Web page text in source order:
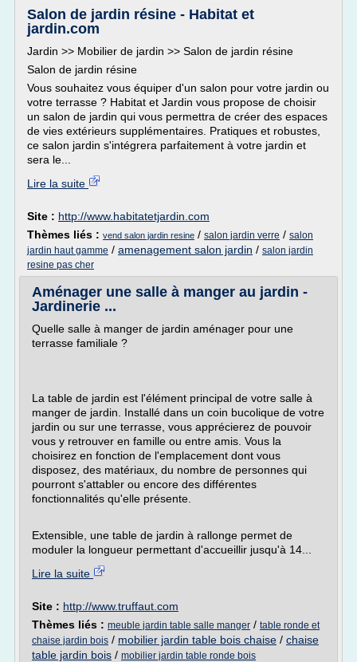
Salon de jardin résine - Habitat et
jardin.com
Jardin >> Mobilier de jardin >> Salon de jardin résine
Salon de jardin résine
Vous souhaitez vous équiper d'un salon pour votre jardin ou
votre terrasse ? Habitat et Jardin vous propose de choisir
un salon de jardin qui vous permettra de créer des espaces
de vies extérieurs supplémentaires. Pratiques et robustes,
ce salon jardin s'intégrera parfaitement à votre jardin et
sera le...
Lire la suite
Site : http://www.habitatetjardin.com
Thèmes liés : vend salon jardin resine / salon jardin verre / salon
jardin haut gamme / amenagement salon jardin / salon jardin
resine pas cher
Aménager une salle à manger au jardin -
Jardinerie ...
Quelle salle à manger de jardin aménager pour une
terrasse familiale ?
La table de jardin est l'élément principal de votre salle à
manger de jardin. Installé dans un coin bucolique de votre
jardin ou sur une terrasse, vous apprécierez de pouvoir
vous y retrouver en famille ou entre amis. Vous la
choisirez en fonction de l'emplacement dont vous
disposez, des matériaux, du nombre de personnes qui
pourront s'attabler ou encore des différentes
fonctionnalités qu'elle présente.
Extensible, une table de jardin à rallonge permet de
moduler la longueur permettant d'accueillir jusqu'à 14...
Lire la suite
Site : http://www.truffaut.com
Thèmes liés : meuble jardin table salle manger / table ronde et
chaise jardin bois / mobilier jardin table bois chaise / chaise
table jardin bois / mobilier jardin table ronde bois